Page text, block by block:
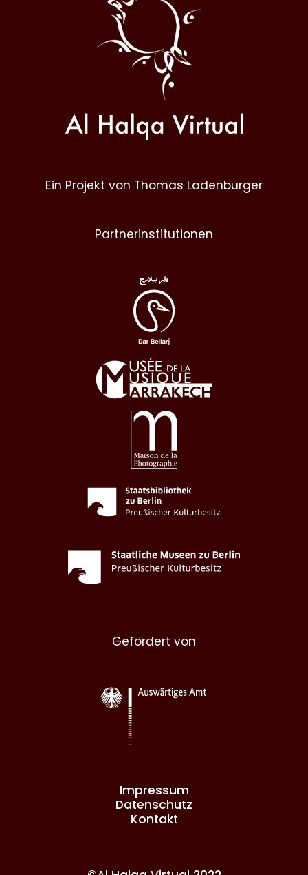
Ein Projekt von Thomas Ladenburger
Partnerinstitutionen
Gefördert von
Impressum
Datenschutz
Kontakt